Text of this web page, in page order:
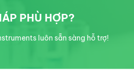
PHÙ HỢP?
luôn sẵn sàng hỗ trợ!